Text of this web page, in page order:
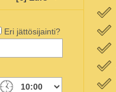
Eri jättösijainti?